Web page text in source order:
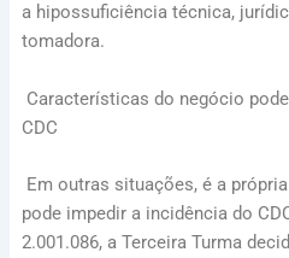
a hipossuficiência técnica,
tomadora.
Características do negócio
CDC
Em outras situações, é a
pode impedir a incidência do
2.001.086, a Terceira Turma